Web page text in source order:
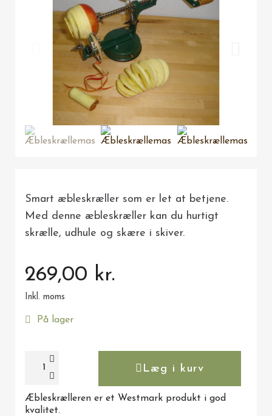
Smart æbleskræller som er let at betjene.
Med denne æbleskræller kan du hurtigt
skrælle, udhule og skære i skiver.
269,00 kr.
Inkl. moms
På lager
Læg i kurv
Æbleskrælleren er et Westmark produkt i god
kvalitet.